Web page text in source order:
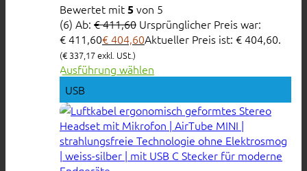
Bewertet mit5von 5
(6) Ab: €411,60 Ursprünglicher Preis war:
€ 411,60€404,60Aktueller Preis ist: € 404,60.
(€ 337,17exkl. USt.)
Ausführung wählen
USB